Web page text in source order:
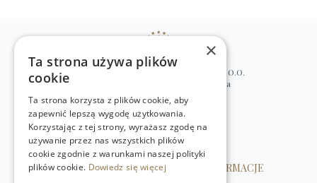
WILLIAM’S NATURAL PRODUCTS SP. Z O.O.
ul. Stawki 2, 00-193 Warszawa, Polska
+48 (22) 875 91 35
kontakt@w-natural.pl
Obsługa sklepu internetowego
+48 798 349 435
OBSŁUGA KLIENTA INFORMACJE
×
Ta strona używa plików
cookie
Ta strona korzysta z plików cookie, aby
zapewnić lepszą wygodę użytkowania.
Korzystając z tej strony, wyrażasz zgodę na
używanie przez nas wszystkich plików
cookie zgodnie z warunkami naszej polityki
plików cookie. Dowiedz się więcej